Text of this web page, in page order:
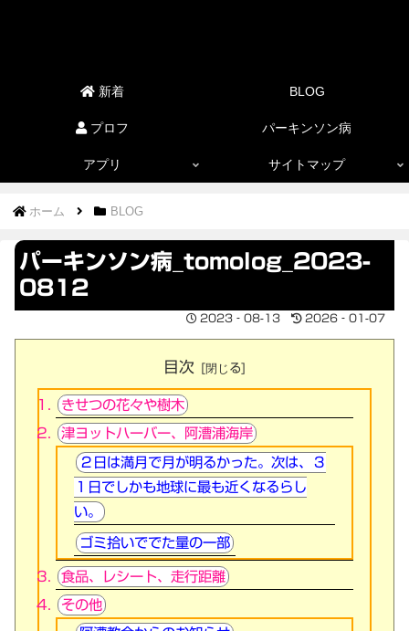
新着 BLOG
プロフ パーキンソン病
アプリ サイトマップ
ホーム BLOG
パーキンソン病_tomolog_2023-
0812
2023‐08-13 2026‐01-07
目次
きせつの花々や樹木
津ヨットハーバー、阿漕浦海岸
２日は満月で月が明るかった。次は、３
１日でしかも地球に最も近くなるらし
い。
ゴミ拾いででた量の一部
食品、レシート、走行距離
その他